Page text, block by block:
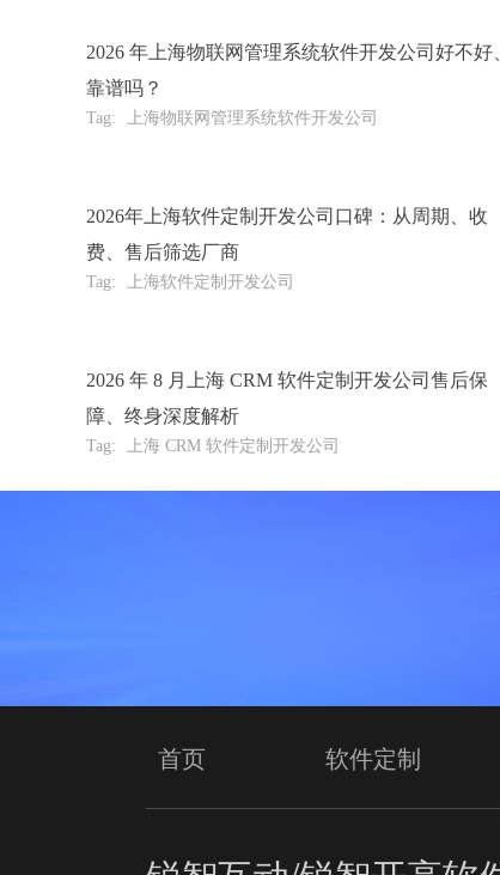
2026 年上海物联网管理系统软件开发公司好不好
靠谱吗？
Tag: 上海物联网管理系统软件开发公司
2026年上海软件定制开发公司口碑：从周期、收
费、售后筛选厂商
Tag: 上海软件定制开发公司
2026 年 8 月上海 CRM 软件定制开发公司售后保
障、终身深度解析
Tag: 上海 CRM 软件定制开发公司
首页 软件定制